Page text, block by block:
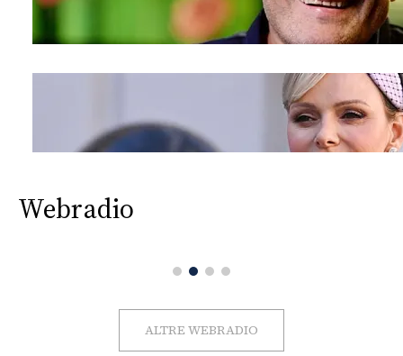
Webradio
ALTRE WEBRADIO